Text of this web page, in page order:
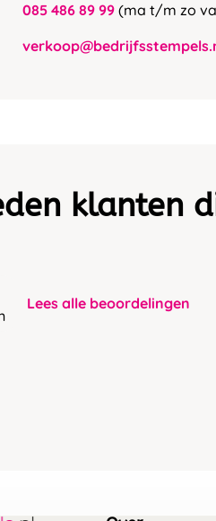
085 486 89 99 (ma t/m zo
klanten
Lees alle beoordelingen